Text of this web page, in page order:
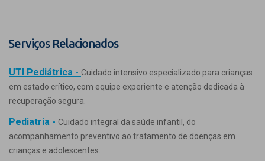
Serviços Relacionados
UTI Pediátrica - Cuidado intensivo especializado para crianças
em estado crítico, com equipe experiente e atenção dedicada à
recuperação segura.
Pediatria - Cuidado integral da saúde infantil, do
acompanhamento preventivo ao tratamento de doenças em
crianças e adolescentes.